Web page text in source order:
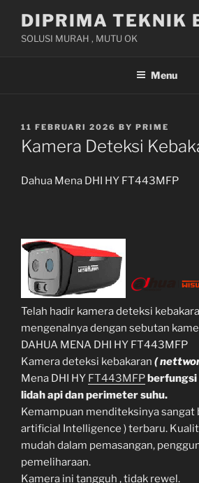
content
DIPRIMA TEKNIK
SOLUSI MURAH , MUTU OK
Menu
POSTED
ON
11 FEBRUARI 2026 BY PRIME
Kamera Deteksi
Dahua Mena DHI HY FT443MFP
Telah hadir kamera deteksi
mengenalnya dengan sebutan
DAHUA MENA DHI HY FT443MFP
Kamera deteksi kebakaran (
Mena DHI HY FT443MFPberfungsi
lidah api dan perimeter suhu.
Kemampuan menditeksinya sangat
artificial Intelligence ) terbaru.
mudah dalam pemasangan,
pemeliharaan.
Kamera ini tangguh , tidak rewel.